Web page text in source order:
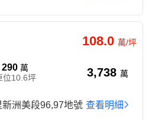
108.0 萬/坪
290萬
位10.6坪
3,738 萬
洲美段96,97地號 查看明細